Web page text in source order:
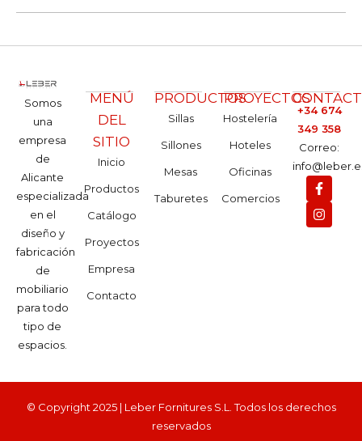
Somos
una
empresa
de
Alicante
especializada
en el
diseño y
fabricación
de
mobiliario
para todo
tipo de
espacios.
MENÚ
DEL
SITIO
Inicio
Productos
Catálogo
Proyectos
Empresa
Contacto
PRODUCTOS
Sillas
Sillones
Mesas
Taburetes
PROYECTOS
Hostelería
Hoteles
Oficinas
Comercios
+34 674
349 358
Correo:
© Copyright 2025 | Leber Fornitures S.L. Todos los derechos
reservados